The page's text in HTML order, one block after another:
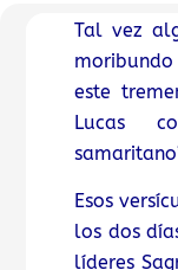
Tal vez
este
Lucas
Esos
los dos
líderes